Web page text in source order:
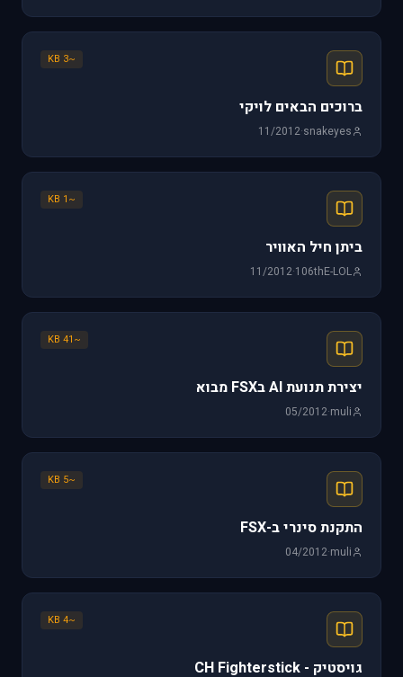
~3 KB
ברוכים הבאים לויקי
snakeyes
·
11/2012
~1 KB
ביתן חיל האוויר
106thE-LOL
·
11/2012
~41 KB
יצירת תנועת AI בFSX מבוא
muli
·
05/2012
~5 KB
התקנת סינרי ב-FSX
muli
·
04/2012
~4 KB
גויסטיק - CH Fighterstick